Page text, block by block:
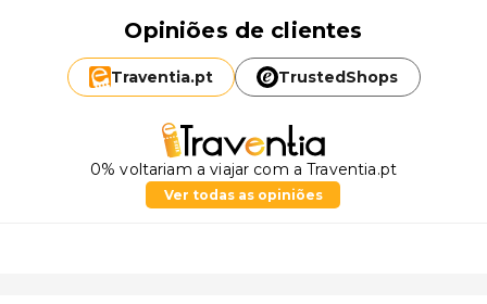
Opiniões de clientes
Traventia.pt TrustedShops
0% voltariam a viajar com a Traventia.pt
Ver todas as opiniões